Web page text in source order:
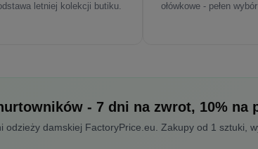
letniej kolekcji butiku.
ołówkowe - pełen
- 7 dni na zwrot, 10% na
odzieży damskiej FactoryPrice.eu. Zakupy od 1 sztuki,